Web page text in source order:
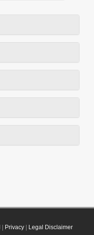
Privacy| Legal Disclaimer